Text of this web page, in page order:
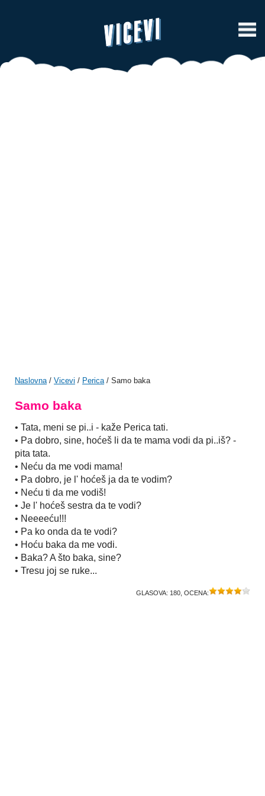
Naslovna/ Vicevi / Perica/ Samo baka
Samo baka
• Tata, meni se pi..i - kaže Perica tati.
• Pa dobro, sine, hoćeš li da te mama vodi da pi..iš? -
pita tata.
• Neću da me vodi mama!
• Pa dobro, je l' hoćeš ja da te vodim?
• Neću ti da me vodiš!
• Je l' hoćeš sestra da te vodi?
• Neeeeću!!!
• Pa ko onda da te vodi?
• Hoću baka da me vodi.
• Baka? A što baka, sine?
• Tresu joj se ruke...
GLASOVA: 180 , OCENA: